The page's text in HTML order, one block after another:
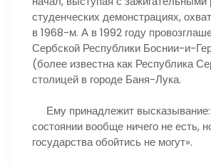
студенческих демонстрациях,
в 1968-м. А в 1992 году
Сербской Республики Боснии-и-
(более известна как Республика
столицей в городе Баня-Лука.
Ему принадлежит
состоянии вообще ничего не есть,
государства обойтись не могут».